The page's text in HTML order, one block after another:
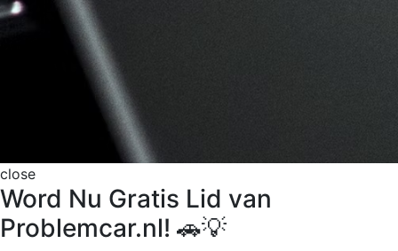
close
Word Nu Gratis Lid van
Problemcar.nl! 🚗💡